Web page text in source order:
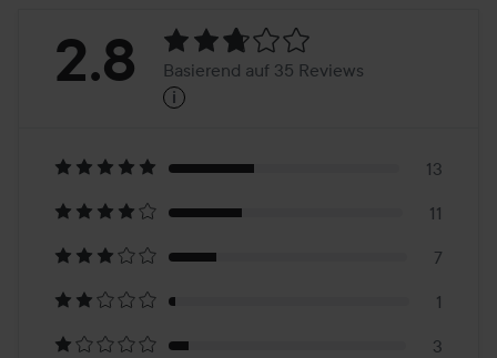
Bewertung:
Basierend
auf
35
Reviews
2.8 Basierend auf 35 Reviews
i
13
11
7
1
3